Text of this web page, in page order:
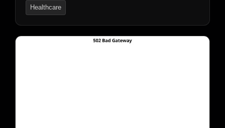
项，确保快速轻松转让服务及安全付款保障。
Healthcare